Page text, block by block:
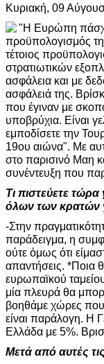
Κυριακή, 09
"Η Ευρώπη
προϋπολογισμός
τέτοιος
στρατιωτικών
ασφάλεια και με
ασφάλειά της.
που έγιναν με
υποβρύχια. Είναι
εμποδίσετε την
19ου αιώνα". Με
στο παρισινό Μαη
συνέντευξη που
Τι πιστεύετε
όλων των κρατών
-Στην
παράδειγμα, η
ούτε όμως ότι
απαντήσεις. *Ποια
ευρωπαϊκού
μία πλευρά θα
βοηθάμε χώρες
είναι παράλογη. Η
Ελλάδα με 5%.
Μετά από αυτές